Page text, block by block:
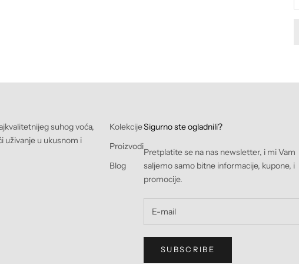
suhog voća,
uživanje u ukusnom i
Kolekcije
Proizvodi
Blog
Sigurno ste ogladnili?
Pretplatite se na nas newsletter, i mi Vam
saljemo samo bitne informacije, kupone, i
promocije.
SUBSCRIBE